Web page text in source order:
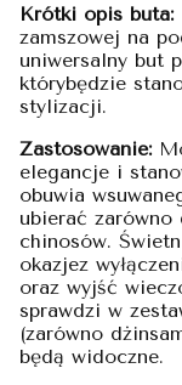
Krótki opis buta:
zamszowej na
uniwersalny but
którybędzie
stylizacji.
Zastosowanie:
elegancje i
obuwia
ubierać
chinosów.
okazjez
oraz wyjść
sprawdzi w
(zarówno
będą widoczne.